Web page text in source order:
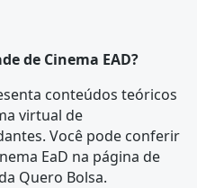
de Cinema EAD?
conteúdos teóricos
virtual de
Você pode conferir
EaD na página de
Quero Bolsa.